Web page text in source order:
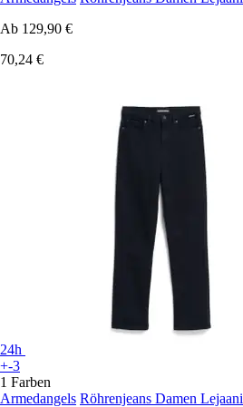
Ab 129,90 €
70,24 €
24h
+-3
1 Farben
Armedangels Röhrenjeans Damen Lejaani